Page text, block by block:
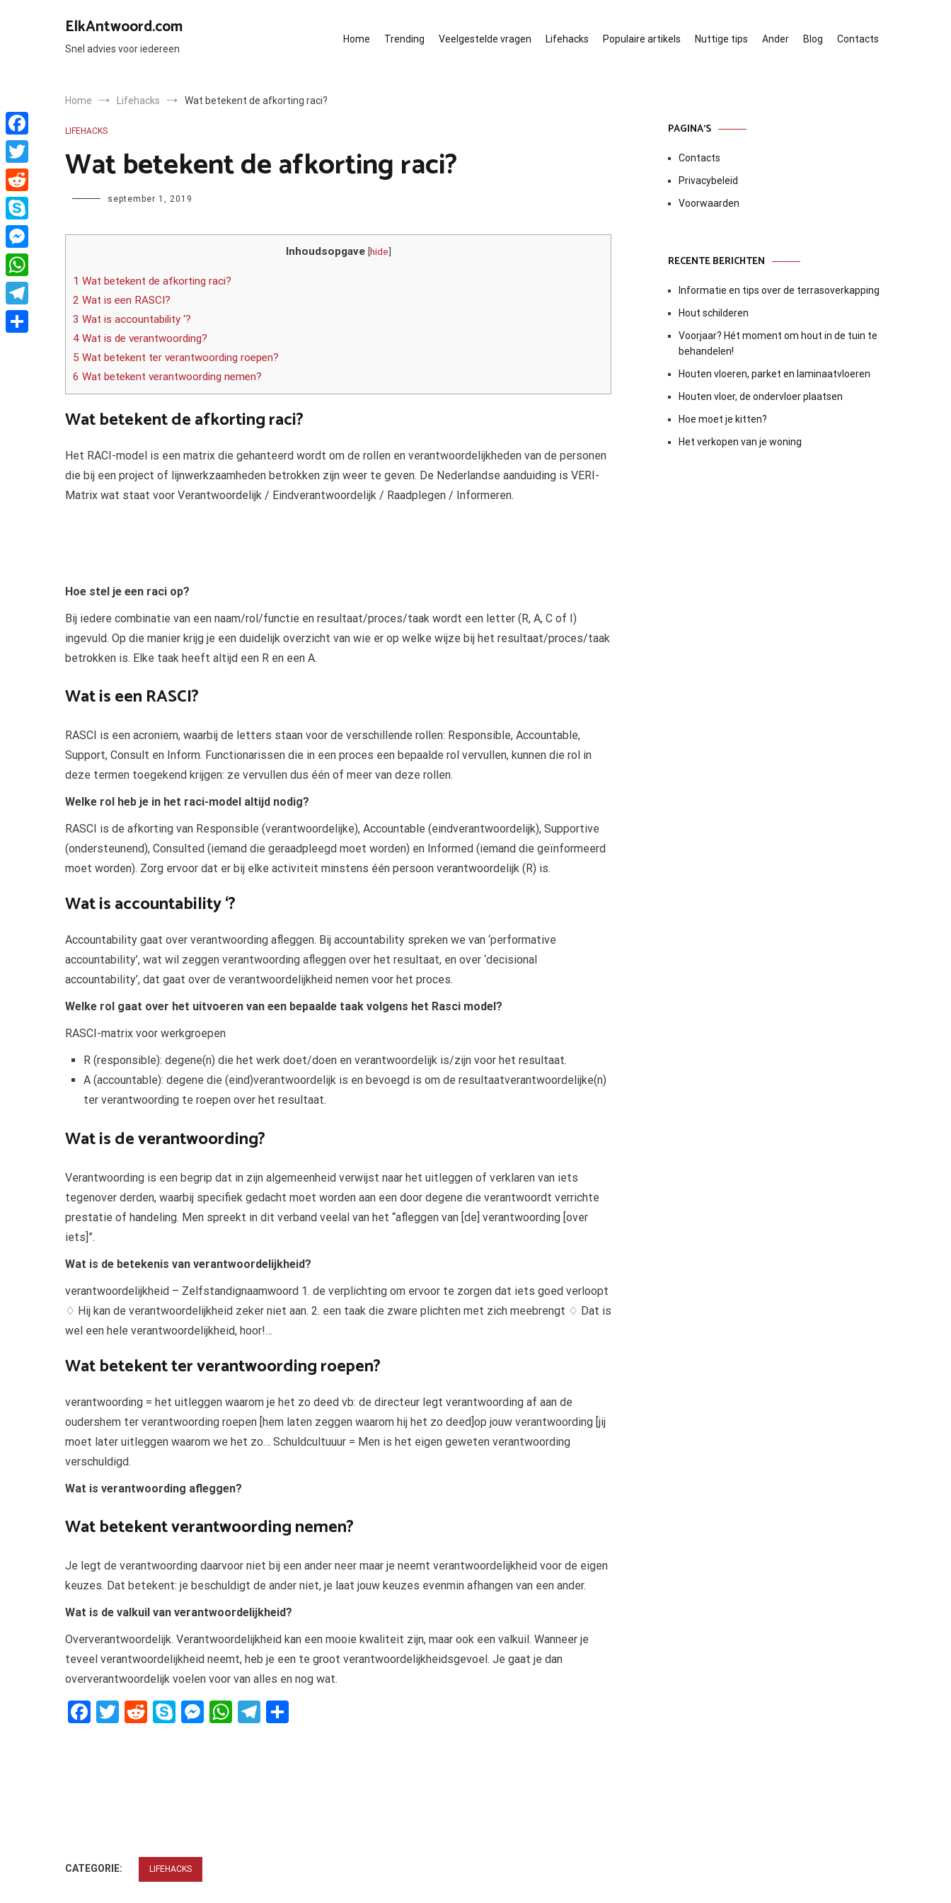
ElkAntwoord.com
Snel advies voor iedereen
Home Trending Veelgestelde vragen Lifehacks Populaire artikels Nuttige tips Ander Blog Contacts
Home Lifehacks Wat betekent de afkorting raci?
LIFEHACKS
Wat betekent de afkorting raci?
Author september 1, 2019
Inhoudsopgave [hide]
1 Wat betekent de afkorting raci?
2 Wat is een RASCI?
3 Wat is accountability ‘?
4 Wat is de verantwoording?
5 Wat betekent ter verantwoording roepen?
6 Wat betekent verantwoording nemen?
Wat betekent de afkorting raci?
Het RACI-model is een matrix die gehanteerd wordt om de rollen en verantwoordelijkheden van de personen
die bij een project of lijnwerkzaamheden betrokken zijn weer te geven. De Nederlandse aanduiding is VERI-
Matrix wat staat voor Verantwoordelijk / Eindverantwoordelijk / Raadplegen / Informeren.
Hoe stel je een raci op?
Bij iedere combinatie van een naam/rol/functie en resultaat/proces/taak wordt een letter (R, A, C of I)
ingevuld. Op die manier krijg je een duidelijk overzicht van wie er op welke wijze bij het resultaat/proces/taak
betrokken is. Elke taak heeft altijd een R en een A.
Wat is een RASCI?
RASCI is een acroniem, waarbij de letters staan voor de verschillende rollen: Responsible, Accountable,
Support, Consult en Inform. Functionarissen die in een proces een bepaalde rol vervullen, kunnen die rol in
deze termen toegekend krijgen: ze vervullen dus één of meer van deze rollen.
Welke rol heb je in het raci-model altijd nodig?
RASCI is de afkorting van Responsible (verantwoordelijke), Accountable (eindverantwoordelijk), Supportive
(ondersteunend), Consulted (iemand die geraadpleegd moet worden) en Informed (iemand die geïnformeerd
moet worden). Zorg ervoor dat er bij elke activiteit minstens één persoon verantwoordelijk (R) is.
Wat is accountability ‘?
Accountability gaat over verantwoording afleggen. Bij accountability spreken we van ‘performative
accountability’, wat wil zeggen verantwoording afleggen over het resultaat, en over ‘decisional
accountability’, dat gaat over de verantwoordelijkheid nemen voor het proces.
Welke rol gaat over het uitvoeren van een bepaalde taak volgens het Rasci model?
RASCI-matrix voor werkgroepen
R (responsible): degene(n) die het werk doet/doen en verantwoordelijk is/zijn voor het resultaat.
A (accountable): degene die (eind)verantwoordelijk is en bevoegd is om de resultaatverantwoordelijke(n)
ter verantwoording te roepen over het resultaat.
Wat is de verantwoording?
Verantwoording is een begrip dat in zijn algemeenheid verwijst naar het uitleggen of verklaren van iets
tegenover derden, waarbij specifiek gedacht moet worden aan een door degene die verantwoordt verrichte
prestatie of handeling. Men spreekt in dit verband veelal van het “afleggen van [de] verantwoording [over
iets]”.
Wat is de betekenis van verantwoordelijkheid?
verantwoordelijkheid – Zelfstandignaamwoord 1. de verplichting om ervoor te zorgen dat iets goed verloopt
♢ Hij kan de verantwoordelijkheid zeker niet aan. 2. een taak die zware plichten met zich meebrengt ♢ Dat is
wel een hele verantwoordelijkheid, hoor!…
Wat betekent ter verantwoording roepen?
verantwoording = het uitleggen waarom je het zo deed vb: de directeur legt verantwoording af aan de
oudershem ter verantwoording roepen [hem laten zeggen waarom hij het zo deed]op jouw verantwoording [jij
moet later uitleggen waarom we het zo… Schuldcultuuur = Men is het eigen geweten verantwoording
verschuldigd.
Wat is verantwoording afleggen?
Wat betekent verantwoording nemen?
Je legt de verantwoording daarvoor niet bij een ander neer maar je neemt verantwoordelijkheid voor de eigen
keuzes. Dat betekent: je beschuldigt de ander niet, je laat jouw keuzes evenmin afhangen van een ander.
Wat is de valkuil van verantwoordelijkheid?
Oververantwoordelijk. Verantwoordelijkheid kan een mooie kwaliteit zijn, maar ook een valkuil. Wanneer je
teveel verantwoordelijkheid neemt, heb je een te groot verantwoordelijkheidsgevoel. Je gaat je dan
oververantwoordelijk voelen voor van alles en nog wat.
Facebook
Twitter
RedditSkypeMessenger
WhatsApp
Telegram
CATEGORIE: LIFEHACKS
PAGINA’S
Contacts
Privacybeleid
Voorwaarden
RECENTE BERICHTEN
Informatie en tips over de terrasoverkapping
Hout schilderen
Voorjaar? Hét moment om hout in de tuin te
behandelen!
Houten vloeren, parket en laminaatvloeren
Houten vloer, de ondervloer plaatsen
Hoe moet je kitten?
Het verkopen van je woning
Facebook
Twitter
Reddit
Skype
Messenger
WhatsApp
Telegram